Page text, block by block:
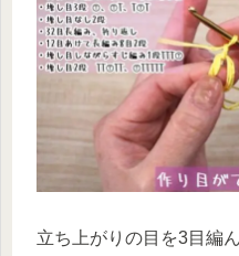
立ち上がりの目を3目編